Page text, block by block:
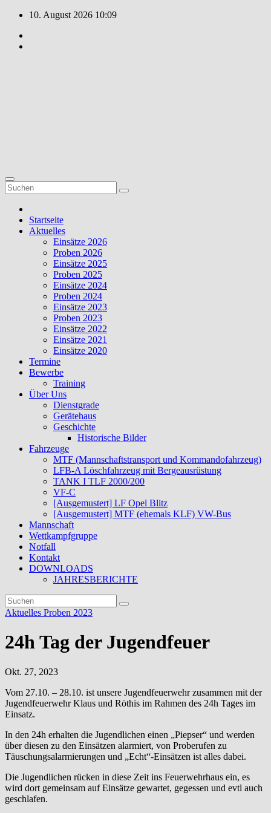
Zum
springen
10. August 2026 10:09
Startseite
Aktuelles
Einsätze 2026
Proben 2026
Einsätze 2025
Proben 2025
Einsätze 2024
Proben 2024
Einsätze 2023
Proben 2023
Einsätze 2022
Einsätze 2021
Einsätze 2020
Termine
Bewerbe
Training
Über Uns
Dienstgrade
Gerätehaus
Geschichte
Historische Bilder
Fahrzeuge
MTF (Mannschaftstransport und Kommandofahrzeug)
LFB-A Löschfahrzeug mit Bergeausrüstung
TANK I TLF 2000/200
VF-C
[Ausgemustert] LF Opel Blitz
[Ausgemustert] MTF (ehemals KLF) VW-Bus
Mannschaft
Wettkampfgruppe
Notfall
Kontakt
DOWNLOADS
JAHRESBERICHTE
Aktuelles Proben 2023
24h Tag der Jugendfeuer
Okt. 27, 2023
Vom 27.10. – 28.10. ist unsere Jugendfeuerwehr zusammen mit der
Jugendfeuerwehr Klaus und Röthis im Rahmen des 24h Tages im
Einsatz.
In den 24h erhalten die Jugendlichen einen „Piepser“ und werden
über diesen zu den Einsätzen alarmiert, von Proberufen zu
Täuschungsalarmierungen und „Echt“-Einsätzen ist alles dabei.
Die Jugendlichen rücken in diese Zeit ins Feuerwehrhaus ein, es
wird dort gemeinsam auf Einsätze gewartet, gegessen und evtl auch
geschlafen.